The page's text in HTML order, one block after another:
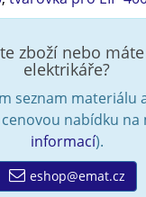
zboží nebo
elektrikáře?
seznam materiálu
nabídku na
informací).
eshop@emat.cz